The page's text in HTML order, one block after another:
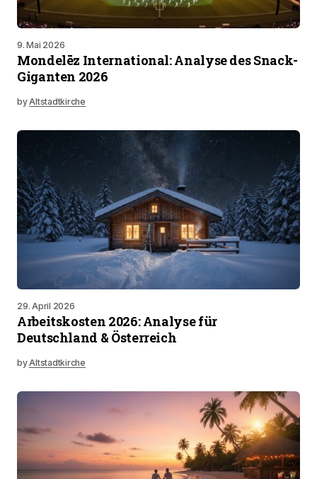
9. Mai 2026
Mondelēz International: Analyse des Snack-
Giganten 2026
byAltstadtkirche
29. April 2026
Arbeitskosten 2026: Analyse für
Deutschland & Österreich
byAltstadtkirche